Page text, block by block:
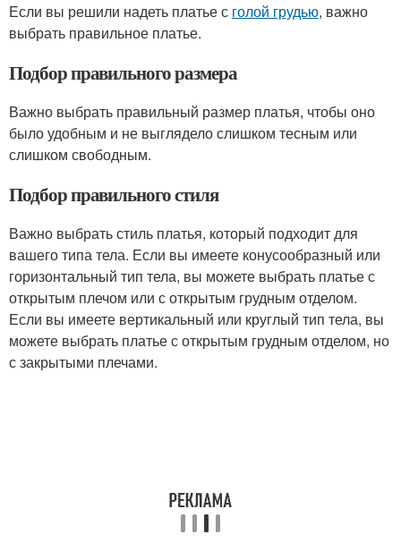
Если вы решили надеть платье с голой грудью, важно
выбрать правильное платье.
Подбор правильного размера
Важно выбрать правильный размер платья, чтобы оно
было удобным и не выглядело слишком тесным или
слишком свободным.
Подбор правильного стиля
Важно выбрать стиль платья, который подходит для
вашего типа тела. Если вы имеете конусообразный или
горизонтальный тип тела, вы можете выбрать платье с
открытым плечом или с открытым грудным отделом.
Если вы имеете вертикальный или круглый тип тела, вы
можете выбрать платье с открытым грудным отделом, но
с закрытыми плечами.